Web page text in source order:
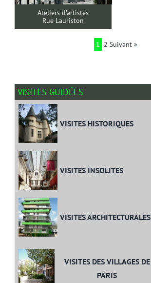
Ateliers d’artistes
Rue Lauriston
1 2 Suivant »
VISITES GUIDÉES
VISITES HISTORIQUES
VISITES INSOLITES
VISITES ARCHITECTURALES
VISITES DES VILLAGES DE
PARIS